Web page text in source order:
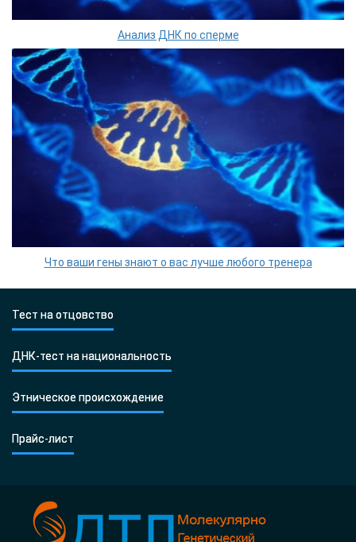
Анализ ДНК по сперме
Что ваши гены знают о вас лучше любого тренера
Тест на отцовство
ДНК-тест на национальность
Этническое происхождение
Прайс-лист